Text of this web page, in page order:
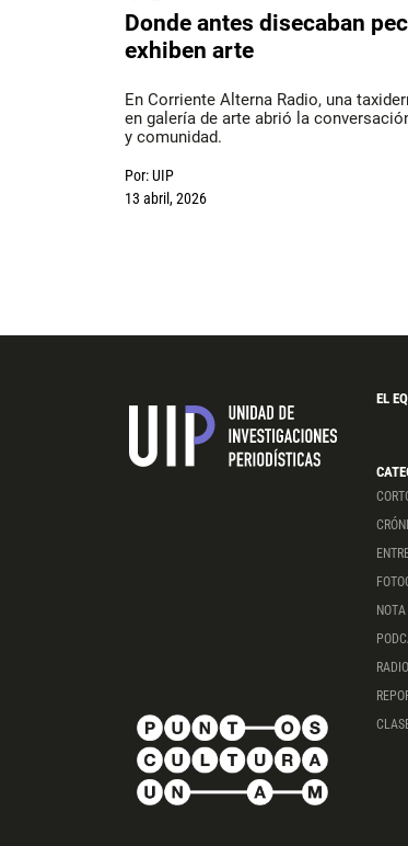
Donde antes disecaban
exhiben arte
En Corriente Alterna Radio, una
en galería de arte abrió la
y comunidad.
Por:UIP
13 abril, 2026
EL
NOTA
RADIO